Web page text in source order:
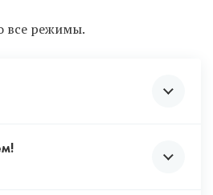
алкогольных
все режимы.
обязанности по